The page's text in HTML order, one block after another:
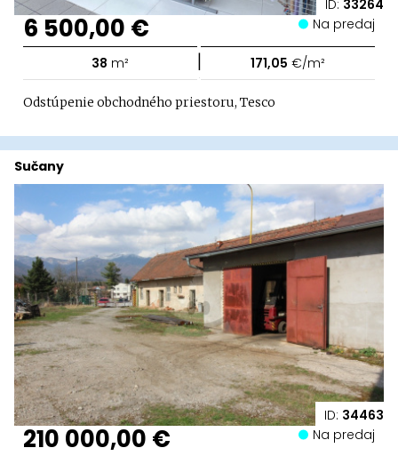
ID: 33264
6 500,00 € Na predaj
38 m² | 171,05 €/m²
Odstúpenie obchodného priestoru, Tesco
ID: 34463
Sučany
210 000,00 € Na predaj